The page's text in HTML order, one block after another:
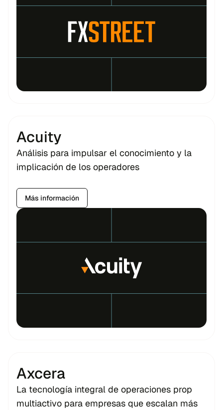
Acuity
Análisis para impulsar el conocimiento y la
implicación de los operadores
Más información
Axcera
La tecnología integral de operaciones prop
multiactivo para empresas que escalan más